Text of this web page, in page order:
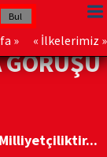
» « İlkelerimiz »
Milliyetçiliktir...